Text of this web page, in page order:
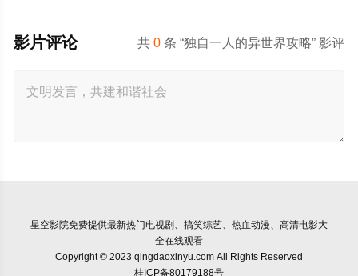
共0 条 “独自一人的异世界攻略” 影评
影片评论
星空影院免费提供最新热门电视剧、搞笑综艺、热血动漫、高清电影大
全在线观看
Copyright © 2023 qingdaoxinyu.com All Rights Reserved
桂ICP备80179188号